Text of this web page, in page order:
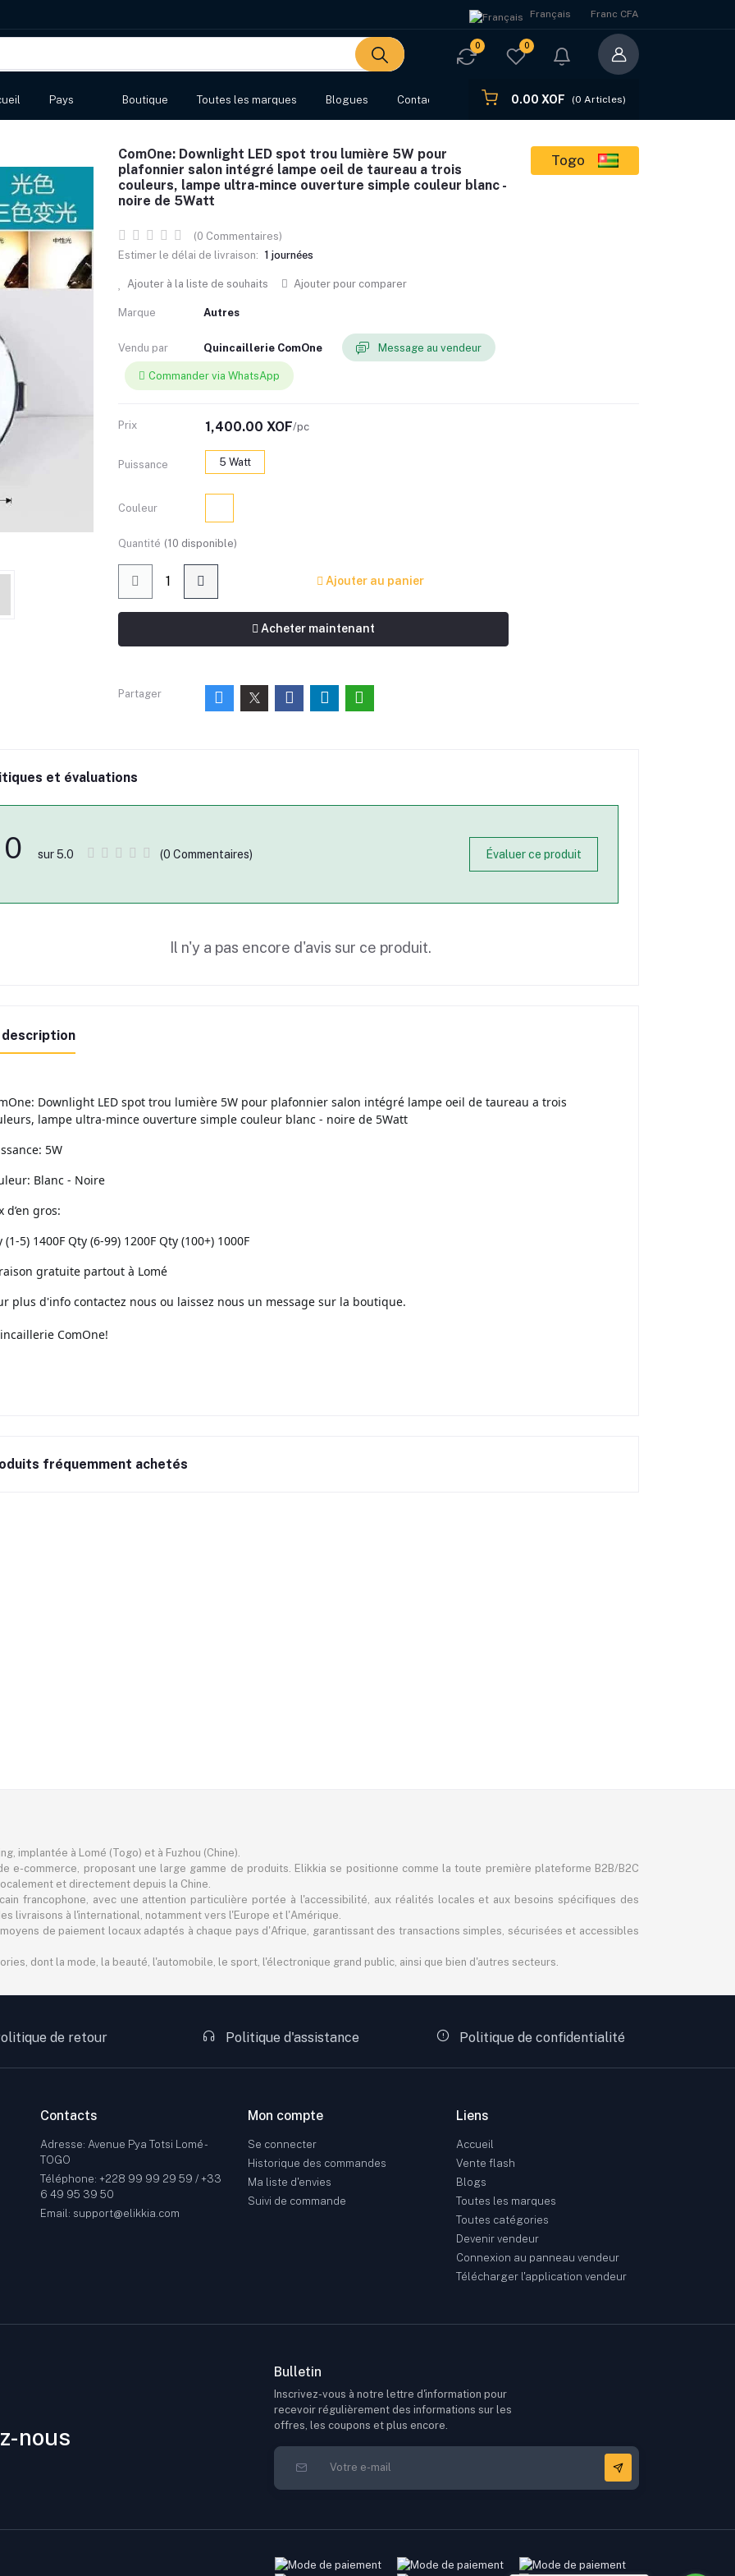
Français Franc CFA
0 0
Pays Boutique Toutes les marques Blogues Contact 0.00 XOF (0 Articles)
ComOne: Downlight LED spot trou lumière 5W pour
plafonnier salon intégré lampe oeil de taureau a trois
couleurs, lampe ultra-mince ouverture simple couleur blanc -
noire de 5Watt
Togo
(0 Commentaires)
Estimer le délai de livraison: 1 journées
Ajouter à la liste de souhaits Ajouter pour comparer
Marque Autres
Vendu par Quincaillerie ComOne Message au vendeur
Commander via WhatsApp
Prix 1,400.00 XOF/pc
Puissance 5 Watt
Couleur
Quantité (10 disponible)
Ajouter au panier
Acheter maintenant
Partager
et évaluations
0 sur 5.0 (0 Commentaires) Évaluer ce produit
Il n'y a pas encore d'avis sur ce produit.
description
Downlight LED spot trou lumière 5W pour plafonnier salon intégré lampe oeil de taureau a trois
lampe ultra-mince ouverture simple couleur blanc - noire de 5Watt
5W
Blanc - Noire
d’en gros:
(1-5) 1400F Qty (6-99) 1200F Qty (100+) 1000F
gratuite partout à Lomé
plus d'info contactez nous ou laissez nous un message sur la boutique.
ComOne!
fréquemment achetés
implantée à Lomé (Togo) et à Fuzhou (Chine).
e-commerce, proposant une large gamme de produits. Elikkia se positionne comme la toute première plateforme B2B/B2C
et directement depuis la Chine.
francophone, avec une attention particulière portée à l'accessibilité, aux réalités locales et aux besoins spécifiques des
livraisons à l'international, notamment vers l'Europe et l'Amérique.
de paiement locaux adaptés à chaque pays d'Afrique, garantissant des transactions simples, sécurisées et accessibles
dont la mode, la beauté, l'automobile, le sport, l'électronique grand public, ainsi que bien d'autres secteurs.
de retour Politique d'assistance Politique de confidentialité
Contacts
Adresse: Avenue Pya Totsi Lomé -
TOGO
Téléphone: +228 99 99 29 59 / +33
6 49 95 39 50
Email: support@elikkia.com
Mon compte
Se connecter
Historique des commandes
Ma liste d'envies
Suivi de commande
Liens
Accueil
Vente flash
Blogs
Toutes les marques
Toutes catégories
Devenir vendeur
Connexion au panneau vendeur
Télécharger l'application vendeur
nous
Bulletin
Inscrivez-vous à notre lettre d'information pour
recevoir régulièrement des informations sur les
offres, les coupons et plus encore.